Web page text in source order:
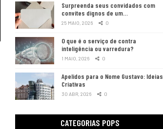
Surpreenda seus convidados com
convites dignos de um…
25 MAIO, 2026 0
O que é o serviço de contra
inteligência ou varredura?
1 MAIO, 2026 0
Apelidos para o Nome Gustavo: Ideias
Criativas
30 ABR, 2026 0
CATEGORIAS POPS